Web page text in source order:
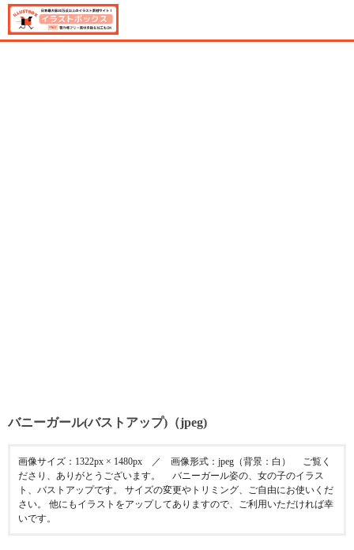
バニーガール(バストアップ)（jpeg)
画像サイズ：1322px × 1480px ／ 画像形式：jpeg（背景：白） ご覧く
ださり、ありがとうございます。 バニーガール姿の、女の子のイラス
ト、バストアップです。 サイズの変更やトリミング、ご自由にお使いくだ
さい。 他にもイラストをアップしてありますので、ご利用いただければ幸
いです。